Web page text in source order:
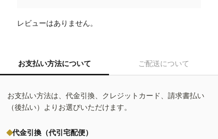
レビューはありません。
お支払い方法について ご配送について
お支払い方法は、代金引換、クレジットカード、請求書払い
（後払い）よりお選びいただけます。
代金引換（代引宅配便）